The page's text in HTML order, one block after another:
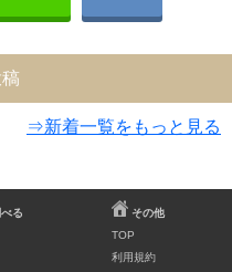
⇒新着一覧をもっと見る
る
その他
TOP
利用規約